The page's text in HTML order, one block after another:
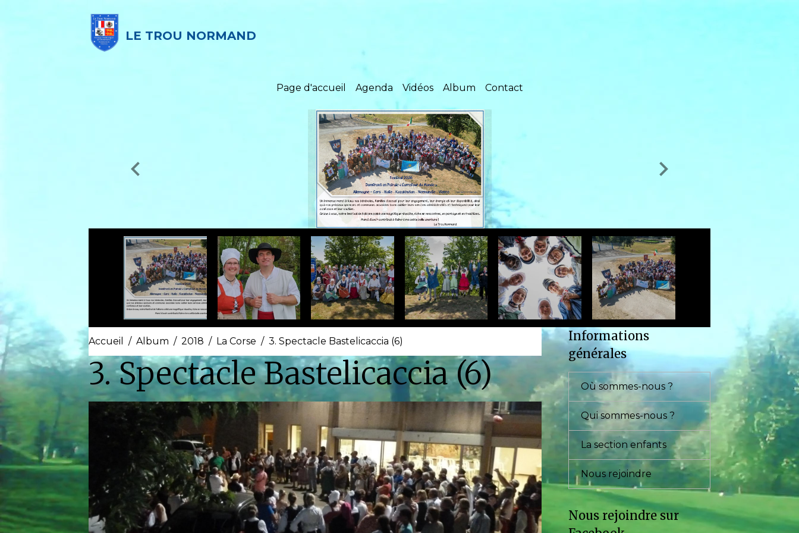
LE TROU NORMAND
Page d'accueil Agenda Vidéos Album Contact
Nos co-présidents
Accueil Album 2018 La Corse 3. Spectacle Bastelicaccia (6)
3. Spectacle Bastelicaccia (6)
Informations
générales
Où sommes-nous ?
Qui sommes-nous ?
La section enfants
Nous rejoindre
Nous rejoindre sur